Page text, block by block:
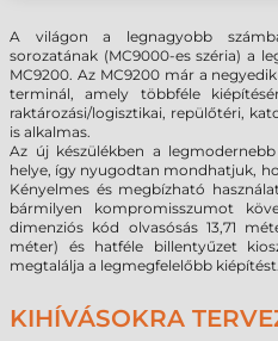
A világon a legnagyobb
sorozatának (MC9000-es széria) a
MC9200. Az MC9200 már a
terminál, amely többféle
raktározási/logisztikai, repülőtéri,
is alkalmas.
Az új készülékben a
helye, így nyugodtan mondhatjuk,
Kényelmes és megbízható
bármilyen kompromisszumot
dimenziós kód olvasósás 13,71
méter) és hatféle billentyűzet
megtalálja a legmegfelelőbb kiépítést.
KIHÍVÁSOKRA